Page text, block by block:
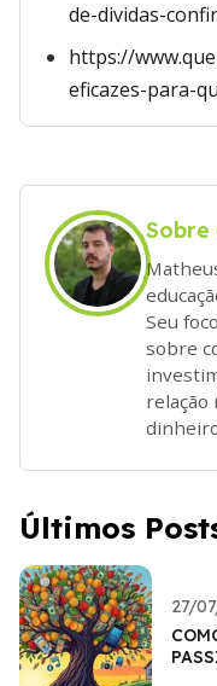
de-dividas-
https://
eficazes-para-
Sobre
Seu
sobre
relação
Últimos
27/